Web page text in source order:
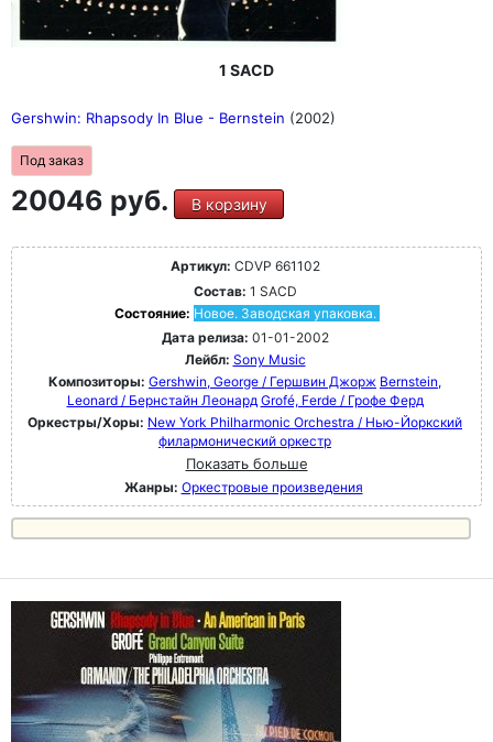
1 SACD
Gershwin: Rhapsody In Blue - Bernstein (2002)
Под заказ
20046 руб. В корзину
Артикул: CDVP 661102
Состав: 1 SACD
Состояние: Новое. Заводская упаковка.
Дата релиза: 01-01-2002
Лейбл: Sony Music
Композиторы: Gershwin, George / Гершвин Джорж Bernstein,
Leonard / Бернстайн Леонард Grofé, Ferde / Грофе Ферд
Оркестры/Хоры: New York Philharmonic Orchestra / Нью-Йоркский
филармонический оркестр
Показать больше
Жанры: Оркестровые произведения